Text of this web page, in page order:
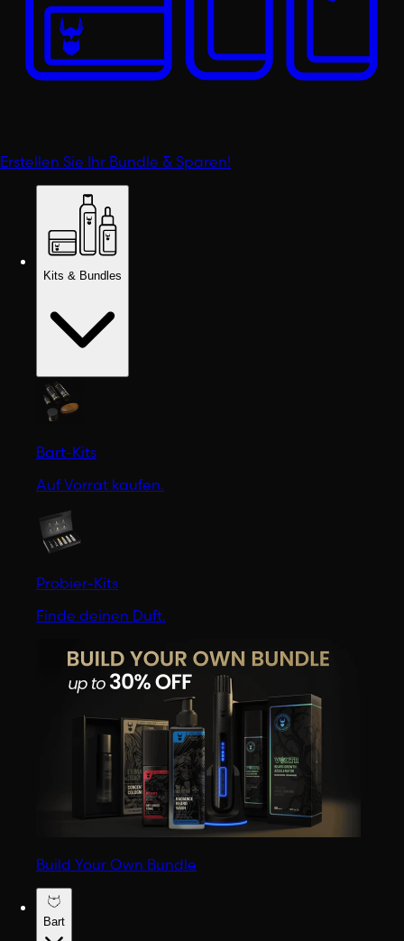
Erstellen Sie Ihr Bundle & Sparen!
Kits & Bundles
Bart-Kits
Auf Vorrat kaufen.
Probier-Kits
Finde deinen Duft.
Build Your Own Bundle
Bart